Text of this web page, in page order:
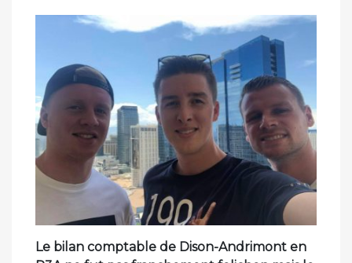
Le bilan comptable de Dison-Andrimont en